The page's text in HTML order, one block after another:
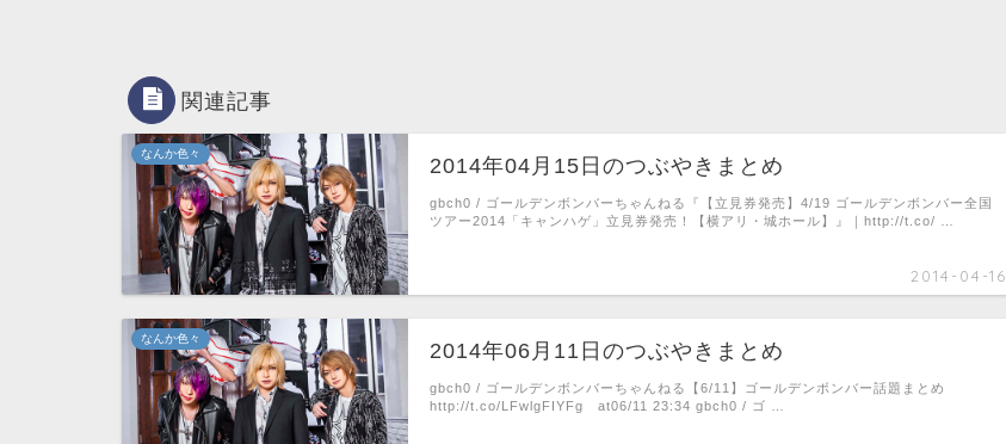
関連記事
なんか色々
2014年04月15日のつぶやきまとめ
2014-04-16
gbch0 / ゴールデンボンバーちゃんねる『【立見券発売】4/19 ゴールデンボンバー全国
ツアー2014「キャンハゲ」立見券発売！【横アリ・城ホール】』｜http://t.co/ …
なんか色々
2014年06月11日のつぶやきまとめ
gbch0 / ゴールデンボンバーちゃんねる【6/11】ゴールデンボンバー話題まとめ
http://t.co/LFwlgFIYFg at06/11 23:34 gbch0 / ゴ …